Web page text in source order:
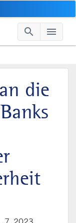
search menu
die